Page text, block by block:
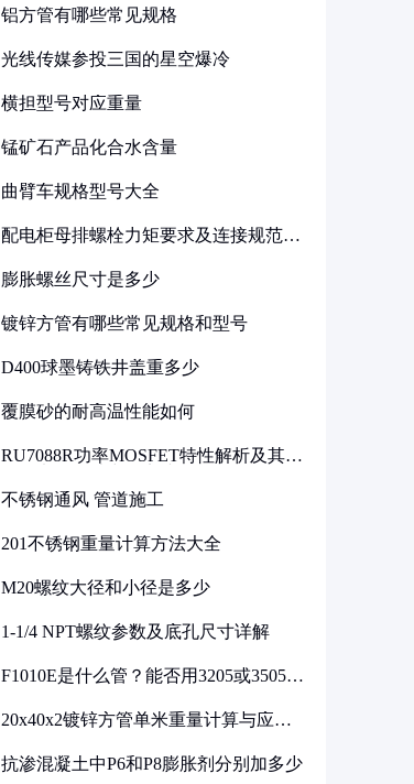
铝方管有哪些常见规格
光线传媒参投三国的星空爆冷
横担型号对应重量
锰矿石产品化合水含量
曲臂车规格型号大全
配电柜母排螺栓力矩要求及连接规范详
膨胀螺丝尺寸是多少
镀锌方管有哪些常见规格和型号
D400球墨铸铁井盖重多少
覆膜砂的耐高温性能如何
RU7088R功率MOSFET特性解析及其在
不锈钢通风 管道施工
201不锈钢重量计算方法大全
M20螺纹大径和小径是多少
1-1/4 NPT螺纹参数及底孔尺寸详解
F1010E是什么管？能否用3205或3505代
20x40x2镀锌方管单米重量计算与应用
抗渗混凝土中P6和P8膨胀剂分别加多少